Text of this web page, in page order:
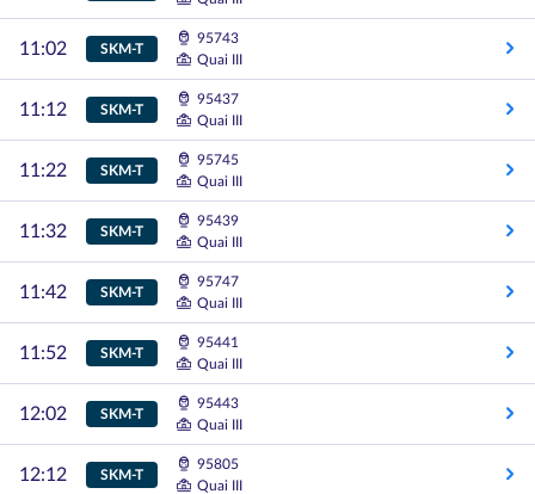
11:02 SKM-T
95743
Quai III
11:12 SKM-T
95437
Quai III
11:22 SKM-T
95745
Quai III
11:32 SKM-T
95439
Quai III
11:42 SKM-T
95747
Quai III
11:52 SKM-T
95441
Quai III
12:02 SKM-T
95443
Quai III
12:12 SKM-T
95805
Quai III